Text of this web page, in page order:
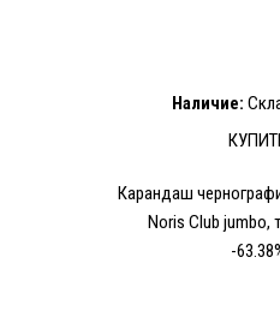
Наличие:
Карандаш
Noris Club jumbo,
-